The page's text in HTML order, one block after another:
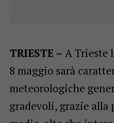
TRIESTE – A Trieste
8 maggio sarà
meteorologiche
gradevoli, grazie alla